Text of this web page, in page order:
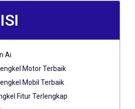
Ai
Motor Terbaik
Mobil Terbaik
Fitur Terlengkap